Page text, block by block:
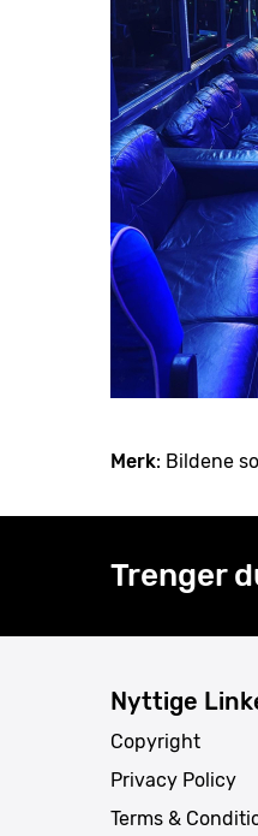
Merk: Bildene
Trenger
Nyttige
Copyright
Privacy Policy
Terms &